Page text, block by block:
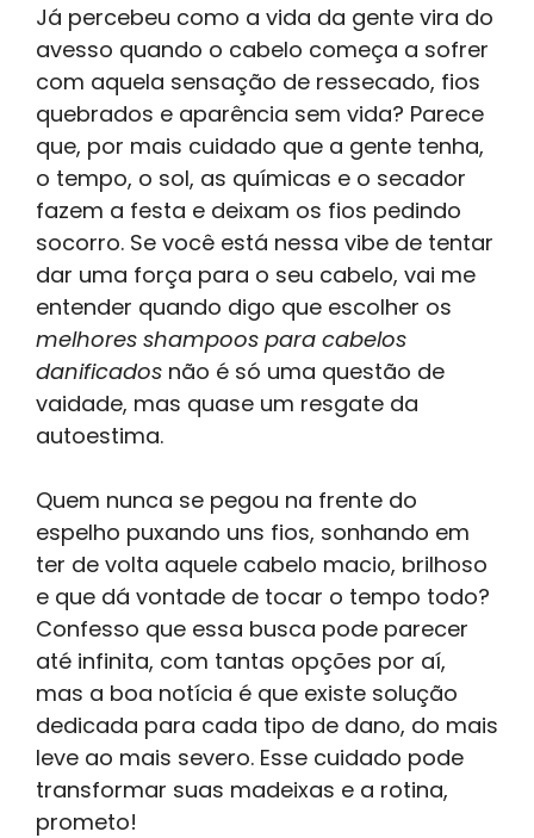
Já percebeu como a vida da gente vira do
avesso quando o cabelo começa a sofrer
com aquela sensação de ressecado, fios
quebrados e aparência sem vida? Parece
que, por mais cuidado que a gente tenha,
o tempo, o sol, as químicas e o secador
fazem a festa e deixam os fios pedindo
socorro. Se você está nessa vibe de tentar
dar uma força para o seu cabelo, vai me
entender quando digo que escolher os
melhores shampoos para cabelos
danificados não é só uma questão de
vaidade, mas quase um resgate da
autoestima.
Quem nunca se pegou na frente do
espelho puxando uns fios, sonhando em
ter de volta aquele cabelo macio, brilhoso
e que dá vontade de tocar o tempo todo?
Confesso que essa busca pode parecer
até infinita, com tantas opções por aí,
mas a boa notícia é que existe solução
dedicada para cada tipo de dano, do mais
leve ao mais severo. Esse cuidado pode
transformar suas madeixas e a rotina,
prometo!